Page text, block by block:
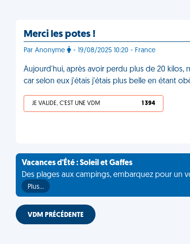
Merci les potes !
Par Anonyme - 19/08/2025 10:20 - France
Aujourd'hui, après avoir perdu plus de 20
car selon eux j'étais j'étais plus belle en étant
JE VALIDE, C'EST UNE VDM 1 394
Vacances d'Été : Soleil et Gaffes
Des plages aux campings, embarquez pour un
Plus…
VDM PRÉCÉDENTE